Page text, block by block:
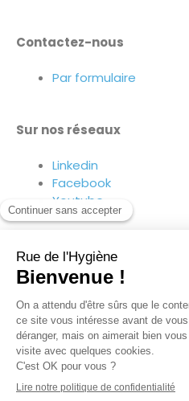
Contactez-nous
Par formulaire
Sur nos réseaux
Linkedin
Facebook
Youtube
Suivez-nous